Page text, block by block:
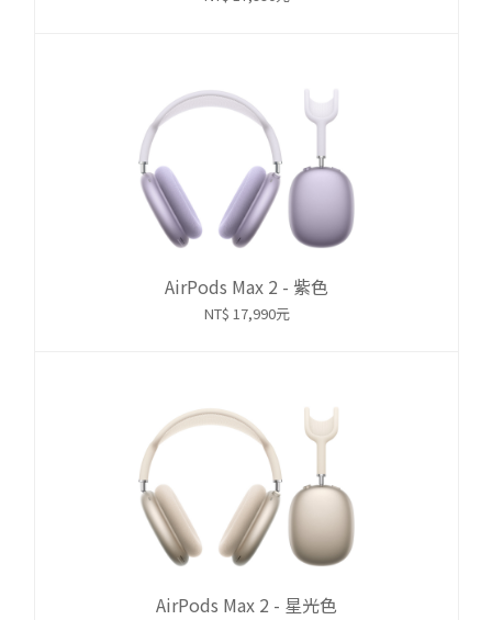
AirPods Max 2 - 紫色
NT$ 17,990元
AirPods Max 2 - 星光色